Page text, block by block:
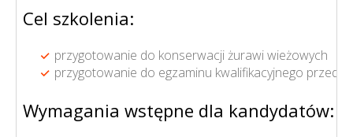
Cel szkolenia:
przygotowanie do konserwacji żurawi wieżowych
przygotowanie do egzaminu kwalifikacyjnego przed
Wymagania wstępne dla kandydatów: